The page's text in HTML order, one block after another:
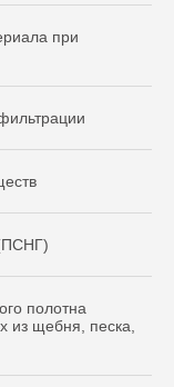
при
полотна
из щебня, песка,